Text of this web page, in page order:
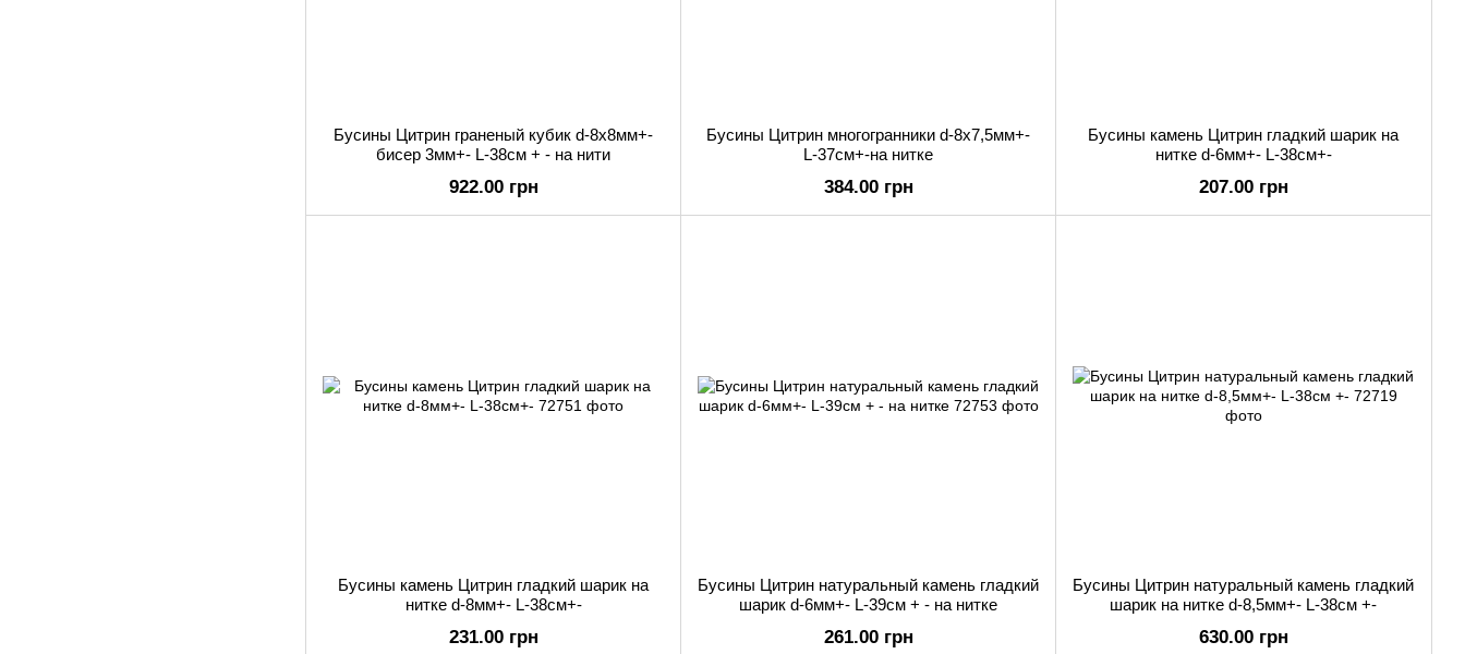
Бусины Цитрин граненый кубик d-8х8мм+-
бисер 3мм+- L-38см + - на нити
922.00 грн
Бусины Цитрин многогранники d-8х7,5мм+-
L-37см+-на нитке
384.00 грн
Бусины камень Цитрин гладкий шарик на
нитке d-6мм+- L-38см+-
207.00 грн
Бусины камень Цитрин гладкий шарик на
нитке d-8мм+- L-38см+-
231.00 грн
Бусины Цитрин натуральный камень гладкий
шарик d-6мм+- L-39см + - на нитке
261.00 грн
Бусины Цитрин натуральный камень гладкий
шарик на нитке d-8,5мм+- L-38см +-
630.00 грн